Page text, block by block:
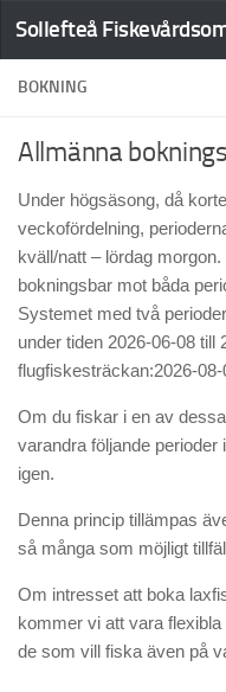
Sollefteå
BOKNING
Allmänna
Under högsäsong, då
veckofördelning,
kväll/natt – lördag
bokningsbar mot båda
Systemet med två
under tiden 2026-06-08 till
flugfiskesträckan:2026-08-
Om du fiskar i en av
varandra följande
igen.
Denna princip tillämpas
så många som möjligt
Om intresset att boka
kommer vi att vara
de som vill fiska även på